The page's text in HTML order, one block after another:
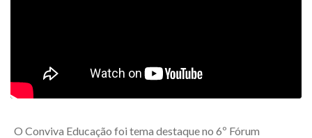
O Conviva Educação foi tema destaque no 6º Fórum